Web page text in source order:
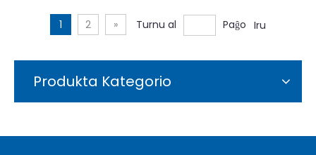
1 2 » Turnu al Paĝo Iru
Produkta Kategorio